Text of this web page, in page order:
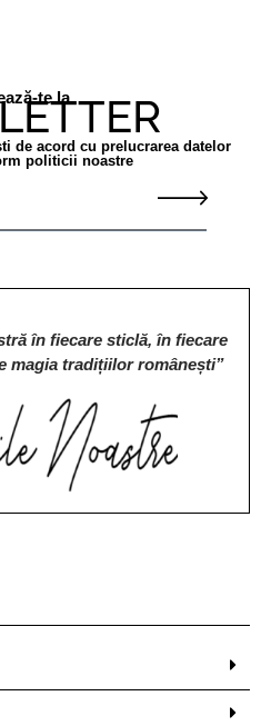
te la
de acord cu prelucrarea datelor
politicii noastre
în fiecare sticlă, în fiecare
magia tradițiilor românești”